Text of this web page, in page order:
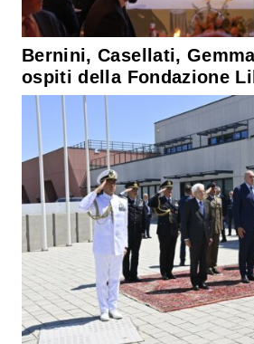
Bernini, Casellati,
ospiti della Fondazione